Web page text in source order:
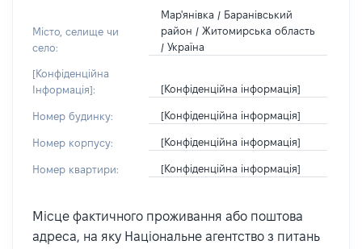
Місто, селище чи
село:
Мар'янівка / Баранівський
район / Житомирська область
/ Україна
[Конфіденційна
Інформація]:
[Конфіденційна інформація]
Номер будинку: [Конфіденційна інформація]
Номер корпусу: [Конфіденційна інформація]
Номер квартири: [Конфіденційна інформація]
Місце фактичного проживання або поштова
адреса, на яку Національне агентство з питань